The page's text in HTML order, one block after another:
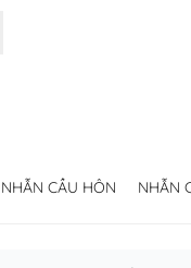
NHẪN CẦU HÔN NHẪN